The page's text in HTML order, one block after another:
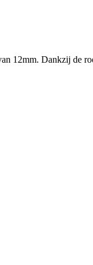
12mm. Dankzij de